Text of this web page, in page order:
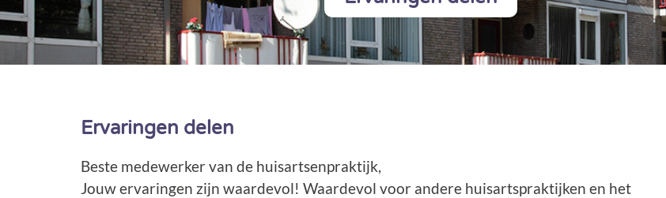
Ervaringen delen
Beste medewerker van de huisartsenpraktijk,
Jouw ervaringen zijn waardevol! Waardevol voor andere huisartspraktijken en het